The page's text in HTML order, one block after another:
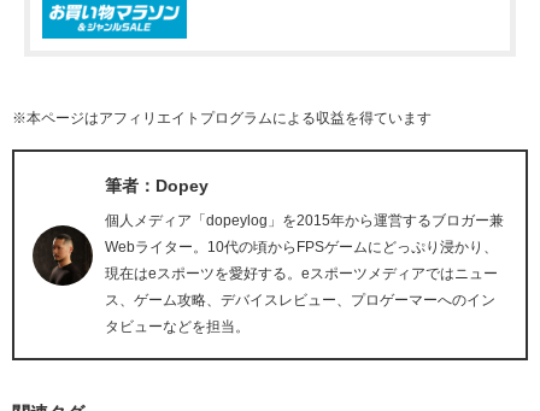
※本ページはアフィリエイトプログラムによる収益を得ています
筆者：Dopey
個人メディア「dopeylog」を2015年から運営するブロガー兼
Webライター。10代の頃からFPSゲームにどっぷり浸かり、
現在はeスポーツを愛好する。eスポーツメディアではニュー
ス、ゲーム攻略、デバイスレビュー、プロゲーマーへのイン
タビューなどを担当。